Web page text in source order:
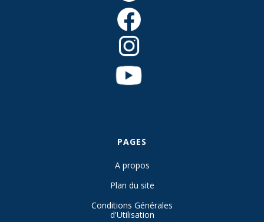
PAGES
A propos
Plan du site
Conditions Générales
d'Utilisation